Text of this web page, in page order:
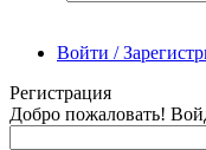
Войти /
Регистрация
Добро пожаловать!